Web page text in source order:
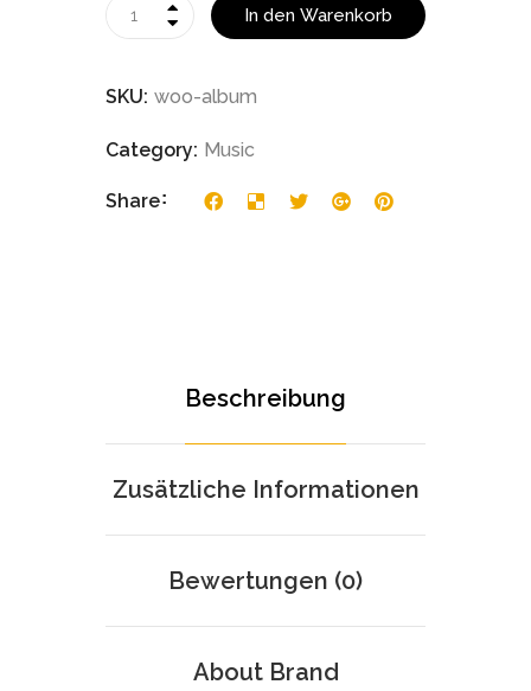
In den Warenkorb
SKU: woo-album
Category: Music
Share
Beschreibung
Zusätzliche Informationen
Bewertungen (0)
About Brand